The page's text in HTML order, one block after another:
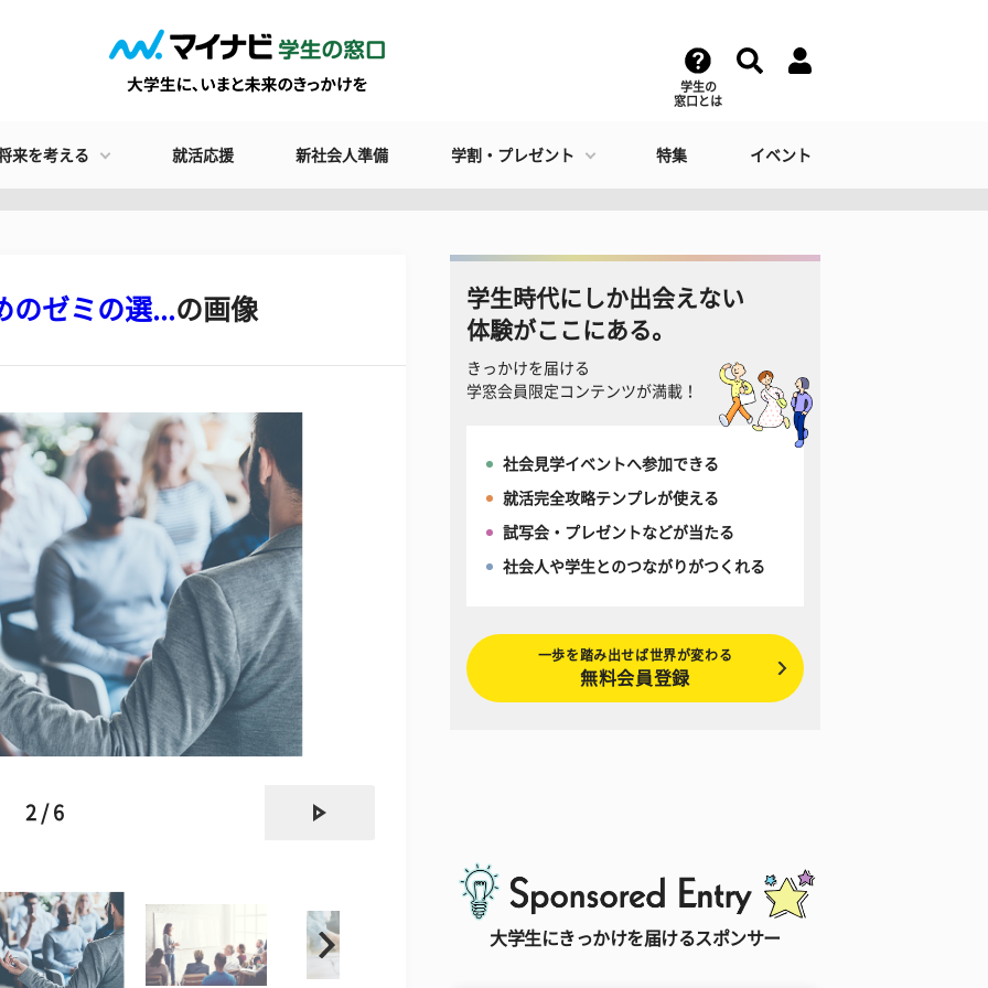
学生の
窓口とは
来を考える 就活応援 新社会人準備 学割・プレゼント 特集 イベント
のゼミの選...の画像
2 / 6
学生時代にしか出会えない
体験がここにある。
きっかけを届ける
学窓会員限定コンテンツが満載！
社会見学イベントへ参加できる
就活完全攻略テンプレが使える
試写会・プレゼントなどが当たる
社会人や学生とのつながりがつくれる
一歩を踏み出せば世界が変わる
無料会員登録
大学生にきっかけを届けるスポンサー